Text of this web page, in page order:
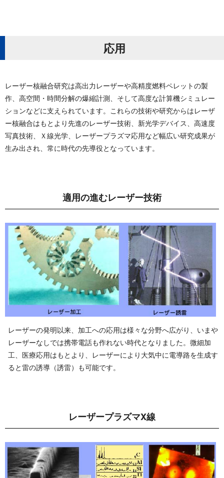
応 用
レーザー核融合研究は高出力レーザーや高精度燃料ペレットの製
作、高空間・時間分解の爆縮計測、そして高度な計算機シミュレー
ションなどに支えられています。これらの技術や研究からはレーザ
ー核融合はもとより先進のレーザー技術、新光学デバイス、高速度
写真技術、Ｘ線光学、レーザープラズマ応用など幅広い研究成果が
生み出され、常に時代の先導役となって い ま す 。
適用の進むレー ザ ー 技 術
レーザーの発明以来、加工への応用は様々な分野へ広がり、いまや
レーザーなしでは携帯電話も作れない時代となりました。微細加
工、医療応用はもとより、レーザーにより大気中に電導路を生成す
ると雷の誘導（誘雷）も可 能 で す 。
レーザープラ ズ マ X 線